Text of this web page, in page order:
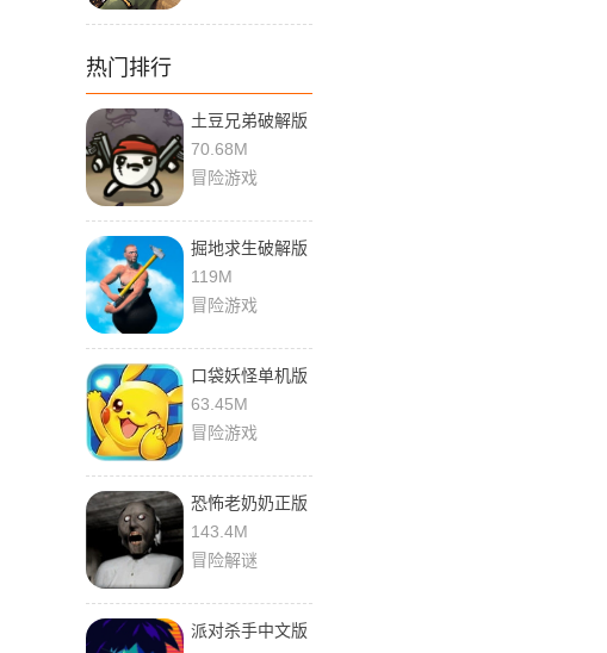
热门排行
土豆兄弟破解版
游戏(内置菜单)
中文版
70.68M
冒险游戏
掘地求生破解版
免费下载安装最
新版本
119M
冒险游戏
口袋妖怪单机版
破解版无限资源
下载
63.45M
冒险游戏
恐怖老奶奶正版
下载
143.4M
冒险解谜
派对杀手中文版